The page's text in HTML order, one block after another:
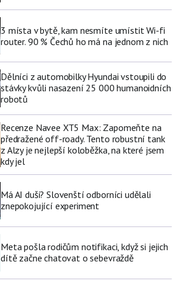
3 místa v bytě, kam nesmíte umístit Wi-fi
router. 90 % Čechů ho má na jednom z nich
Dělníci z automobilky Hyundai vstoupili do
stávky kvůli nasazení 25 000 humanoidních
robotů
Recenze Navee XT5 Max: Zapomeňte na
předražené off-roady. Tento robustní tank
z Alzy je nejlepší koloběžka, na které jsem
kdy jel
Má AI duši? Slovenští odborníci udělali
znepokojující experiment
Meta pošla rodičům notifikaci, když si jejich
dítě začne chatovat o sebevraždě